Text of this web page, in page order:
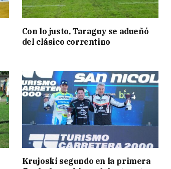
Con lo justo, Taraguy se adueñó
del clásico correntino
Krujoski segundo en la primera